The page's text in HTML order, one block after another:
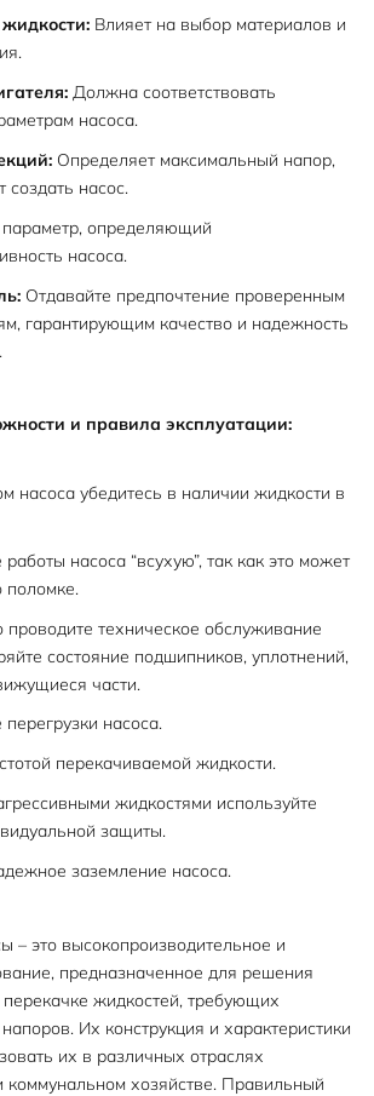
Влияет на выбор материалов и
Должна соответствовать
насоса.
Определяет максимальный напор,
создать насос.
определяющий
насоса.
Отдавайте предпочтение проверенным
гарантирующим качество и надежность
и правила эксплуатации:
насоса убедитесь в наличии жидкости в
насоса “всухую”, так как это может
поломке.
техническое обслуживание
состояние подшипников, уплотнений,
части.
насоса.
перекачиваемой жидкости.
жидкостями используйте
защиты.
заземление насоса.
– это высокопроизводительное и
предназначенное для решения
жидкостей, требующих
Их конструкция и характеристики
их в различных отраслях
хозяйстве. Правильный